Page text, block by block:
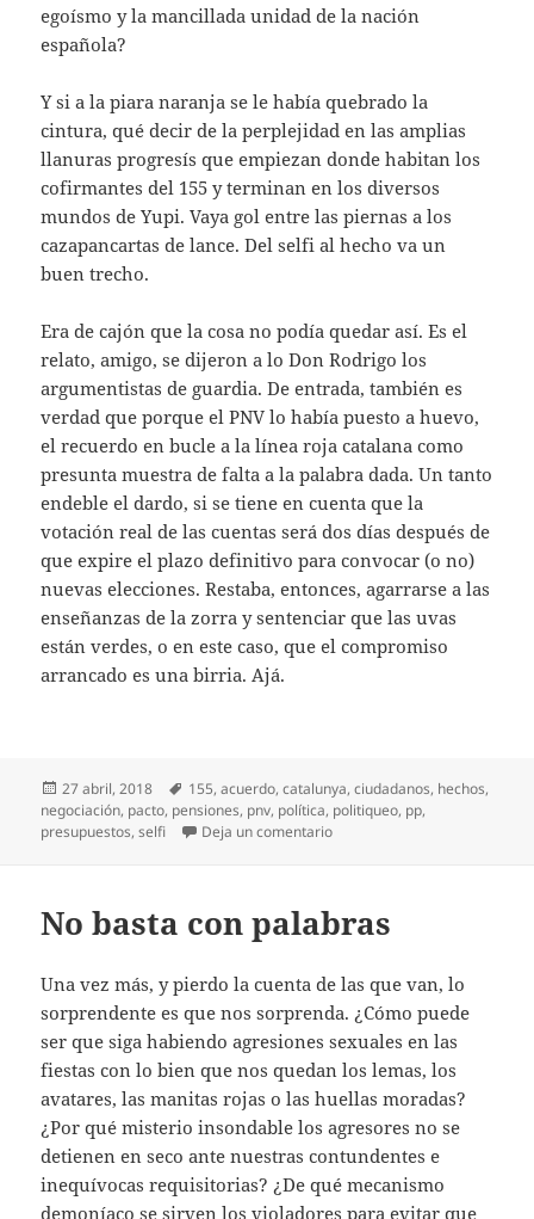
egoísmo y la mancillada unidad de la nación
española?
Y si a la piara naranja se le había quebrado la
cintura, qué decir de la perplejidad en las amplias
llanuras progresís que empiezan donde habitan los
cofirmantes del 155 y terminan en los diversos
mundos de Yupi. Vaya gol entre las piernas a los
cazapancartas de lance. Del selfi al hecho va un
buen trecho.
Era de cajón que la cosa no podía quedar así. Es el
relato, amigo, se dijeron a lo Don Rodrigo los
argumentistas de guardia. De entrada, también es
verdad que porque el PNV lo había puesto a huevo,
el recuerdo en bucle a la línea roja catalana como
presunta muestra de falta a la palabra dada. Un tanto
endeble el dardo, si se tiene en cuenta que la
votación real de las cuentas será dos días después de
que expire el plazo definitivo para convocar (o no)
nuevas elecciones. Restaba, entonces, agarrarse a las
enseñanzas de la zorra y sentenciar que las uvas
están verdes, o en este caso, que el compromiso
arrancado es una birria. Ajá.
Publicado
el
27 abril, 2018 Etiquetas
155,acuerdo,catalunya,ciudadanos, hechos,
negociación, pacto, pensiones, pnv, política, politiqueo, pp,
presupuestos,selfi Deja un comentarioen Del selfi al hecho
No basta con palabras
Una vez más, y pierdo la cuenta de las que van, lo
sorprendente es que nos sorprenda. ¿Cómo puede
ser que siga habiendo agresiones sexuales en las
fiestas con lo bien que nos quedan los lemas, los
avatares, las manitas rojas o las huellas moradas?
¿Por qué misterio insondable los agresores no se
detienen en seco ante nuestras contundentes e
inequívocas requisitorias? ¿De qué mecanismo
demoníaco se sirven los violadores para evitar que